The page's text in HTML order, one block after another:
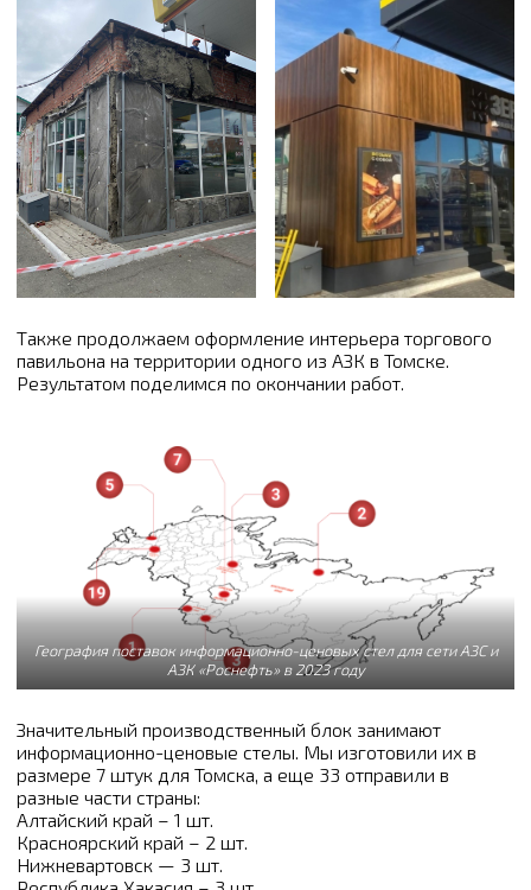
Также продолжаем оформление интерьера торгового
павильона на территории одного из АЗК в Томске.
Результатом поделимся по окончании работ.
География поставок информационно-ценовых стел для сети АЗС и
АЗК «Роснефть» в 2023 году
Значительный производственный блок занимают
информационно-ценовые стелы. Мы изготовили их в
размере 7 штук для Томска, а еще 33 отправили в
разные части страны:
Алтайский край – 1 шт.
Красноярский край – 2 шт.
Нижневартовск — 3 шт.